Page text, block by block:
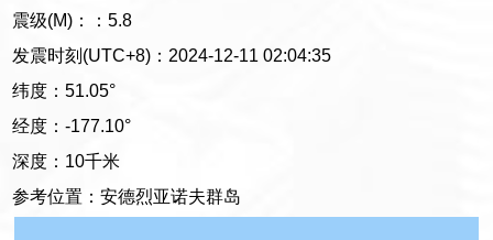
震级(M)：：5.8
发震时刻(UTC+8)：2024-12-11 02:04:35
纬度：51.05°
经度：-177.10°
深度：10千米
参考位置：安德烈亚诺夫群岛